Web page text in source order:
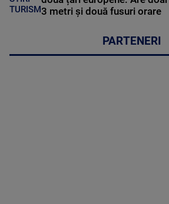
TURISM3 metri și două fusuri orare
PARTENERI